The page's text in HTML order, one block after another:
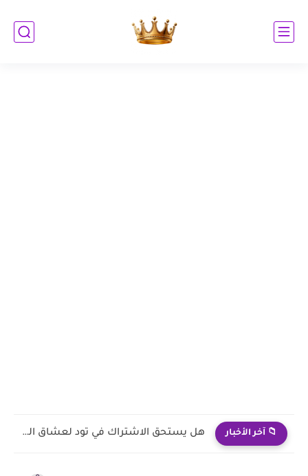
📁 آخر الأخبار الاشتراك في تود لمتابعة كرة اليد 2026 | هل يستحق...